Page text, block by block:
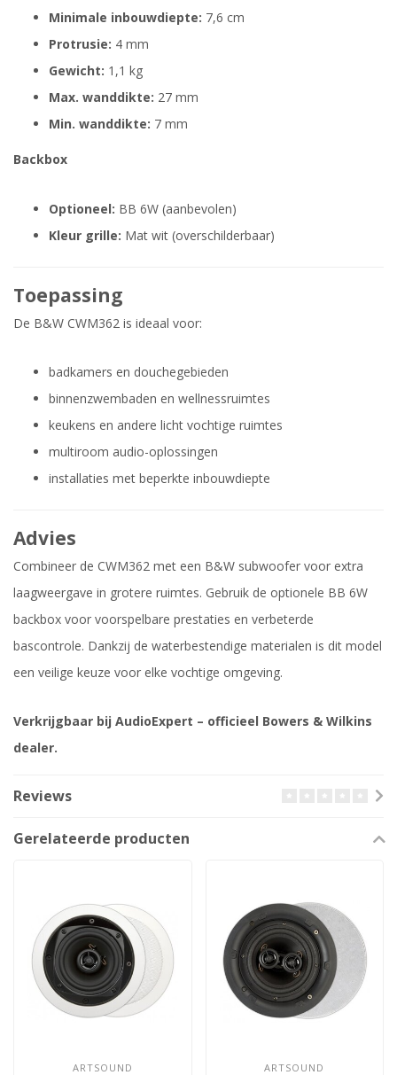
Minimale inbouwdiepte: 7,6 cm
Protrusie: 4 mm
Gewicht: 1,1 kg
Max. wanddikte: 27 mm
Min. wanddikte: 7 mm
Backbox
Optioneel: BB 6W (aanbevolen)
Kleur grille: Mat wit (overschilderbaar)
Toepassing
De B&W CWM362 is ideaal voor:
badkamers en douchegebieden
binnenzwembaden en wellnessruimtes
keukens en andere licht vochtige ruimtes
multiroom audio-oplossingen
installaties met beperkte inbouwdiepte
Advies
Combineer de CWM362 met een B&W subwoofer voor extra
laagweergave in grotere ruimtes. Gebruik de optionele BB 6W
backbox voor voorspelbare prestaties en verbeterde
bascontrole. Dankzij de waterbestendige materialen is dit model
een veilige keuze voor elke vochtige omgeving.
Verkrijgbaar bij AudioExpert – officieel Bowers & Wilkins
dealer.
Reviews
Gerelateerde producten
ARTSOUND ARTSOUND